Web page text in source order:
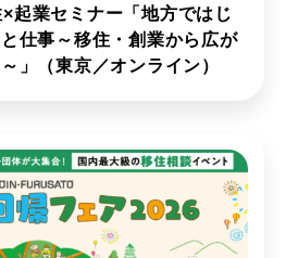
×起業セミナー「地方ではじ
仕事～移住・創業から広が
」（東京／オンライン）